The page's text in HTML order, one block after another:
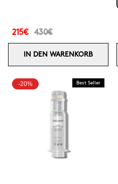
215€ 430€
IN DEN WARENKORB
-20% Best Seller